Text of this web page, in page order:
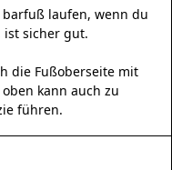
laufen, wenn du
ist sicher gut.
die Fußoberseite mit
kann auch zu
führen.